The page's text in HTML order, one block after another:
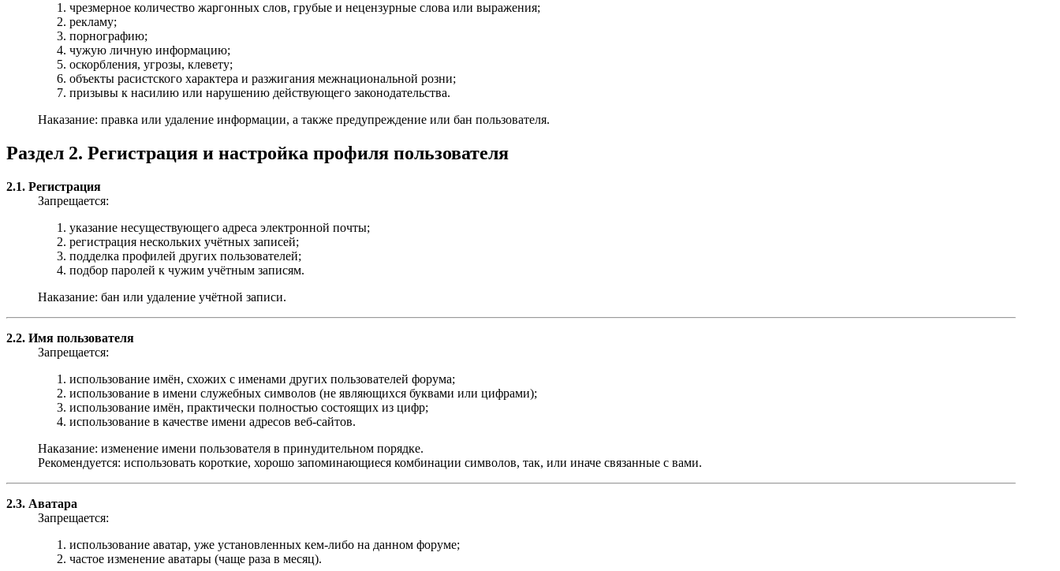
чрезмерное количество жаргонных слов, грубые и нецензурные слова или выражения;
рекламу;
порнографию;
чужую личную информацию;
оскорбления, угрозы, клевету;
объекты расистского характера и разжигания межнациональной розни;
призывы к насилию или нарушению действующего законодательства.
Наказание: правка или удаление информации, а также предупреждение или бан пользователя.
Раздел 2. Регистрация и настройка профиля пользователя
2.1. Регистрация
Запрещается:
указание несуществующего адреса электронной почты;
регистрация нескольких учётных записей;
подделка профилей других пользователей;
подбор паролей к чужим учётным записям.
Наказание: бан или удаление учётной записи.
2.2. Имя пользователя
Запрещается:
использование имён, схожих с именами других пользователей форума;
использование в имени служебных символов (не являющихся буквами или цифрами);
использование имён, практически полностью состоящих из цифр;
использование в качестве имени адресов веб-сайтов.
Наказание: изменение имени пользователя в принудительном порядке.
Рекомендуется: использовать короткие, хорошо запоминающиеся комбинации символов, так, или иначе связанные с вами.
2.3. Аватара
Запрещается:
использование аватар, уже установленных кем-либо на данном форуме;
частое изменение аватары (чаще раза в месяц).